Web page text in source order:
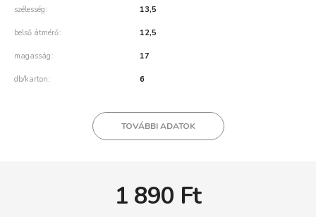
szélesség 13,5
belső átmérő 12,5
magasság 17
db/karton 6
TOVÁBBI ADATOK
1 890 Ft